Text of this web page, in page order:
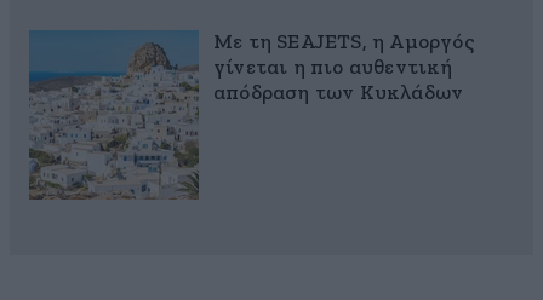
Με τη SEAJETS, η Αμοργός
γίνεται η πιο αυθεντική
απόδραση των Κυκλάδων